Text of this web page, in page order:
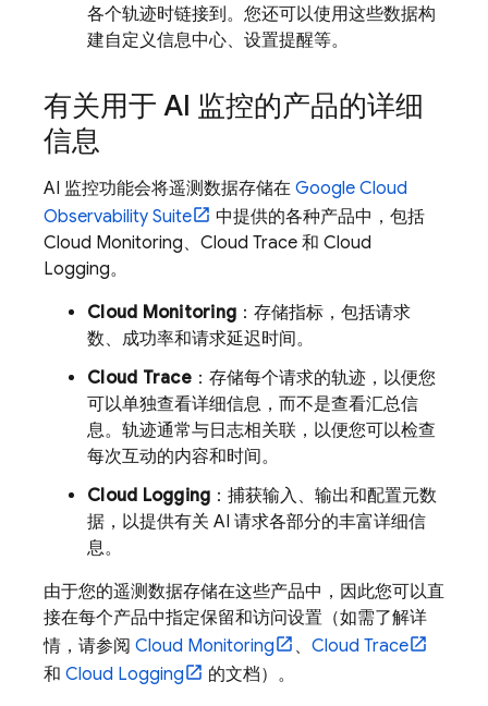
各个轨迹时链接到。您还可以使用这些数据构
建自定义信息中心、设置提醒等。
有关用于 AI 监控的产品的详细
信息
AI 监控功能会将遥测数据存储在 Google Cloud
Observability Suite
中提供的各种产品中，包括
Cloud Monitoring、 Cloud Trace 和 Cloud
Logging。
Cloud Monitoring ：存储指标，包括请求
数、成功率和请求延迟时间。
Cloud Trace：存储每个请求的轨迹，以便您
可以单独查看详细信息，而不是查看汇总信
息。轨迹通常与日志相关联，以便您可以检查
每次互动的内容和时间。
Cloud Logging ：捕获输入、输出和配置元数
据，以提供有关 AI 请求各部分的丰富详细信
息。
由于您的遥测数据存储在这些产品中，因此您可以直
接在每个产品中指定保留和访问设置（如需了解详
情，请参阅 Cloud Monitoring 、 Cloud Trace
和 Cloud Logging
的文档）。